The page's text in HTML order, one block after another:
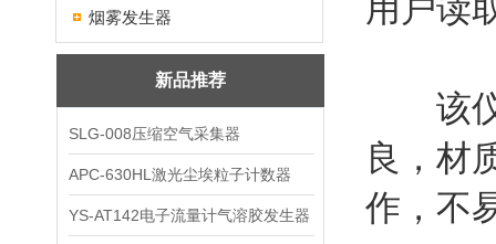
烟雾发生器
新品推荐
SLG-008压缩空气采集器
APC-630HL激光尘埃粒子计数器
YS-AT142电子流量计气溶胶发生器
用户读
该仪
良，材
作，不